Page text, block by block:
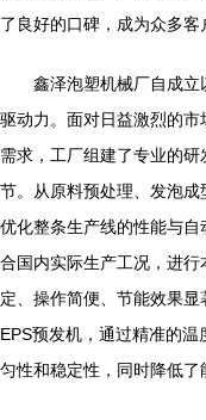
了良好的口碑，成为众多客
鑫泽泡塑机械厂自成立
驱动力。面对日益激烈的
需求，工厂组建了专业的
节。从原料预处理、发泡
优化整条生产线的性能与
合国内实际生产工况，进
定、操作简便、节能效果
EPS预发机，通过精准的
匀性和稳定性，同时降低了